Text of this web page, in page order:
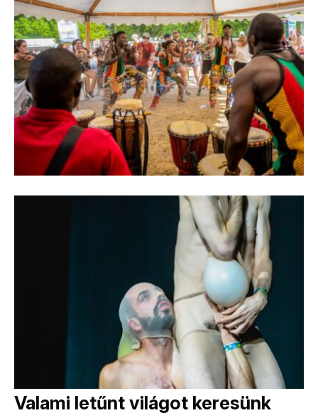
Valami letűnt világot keresünk